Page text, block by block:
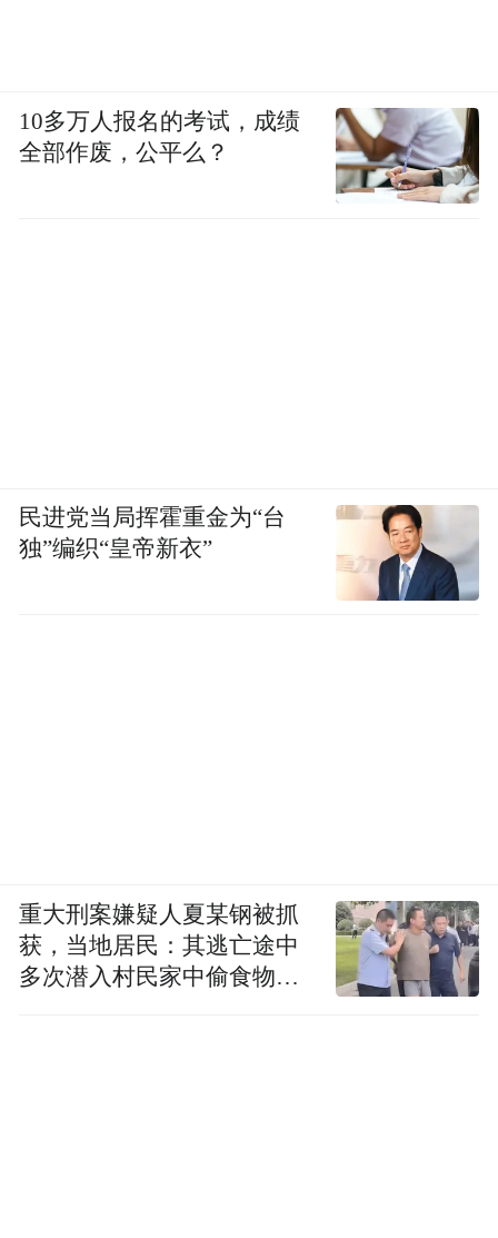
10多万人报名的考试，成绩
全部作废，公平么？
民进党当局挥霍重金为“台
独”编织“皇帝新衣”
重大刑案嫌疑人夏某钢被抓
获，当地居民：其逃亡途中
多次潜入村民家中偷食物被